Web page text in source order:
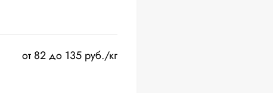
от 82 до 135 руб./кг